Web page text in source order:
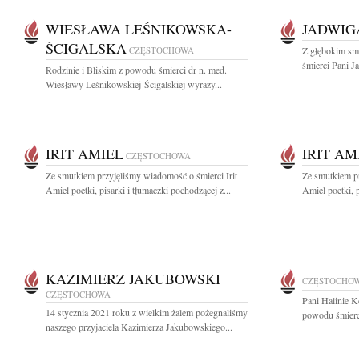
WIESŁAWA LEŚNIKOWSKA-
ŚCIGALSKA CZĘSTOCHOWA
Rodzinie i Bliskim z powodu śmierci dr n. med.
Wiesławy Leśnikowskiej-Ścigalskiej wyrazy...
Z głębokim
śmierci Pani
IRIT AMIEL CZĘSTOCHOWA
Ze smutkiem przyjęliśmy wiadomość o śmierci Irit
Amiel poetki, pisarki i tłumaczki pochodzącej z...
IRIT
Ze smutkiem
Amiel poetki,
KAZIMIERZ JAKUBOWSKI
CZĘSTOCHOWA
14 stycznia 2021 roku z wielkim żalem pożegnaliśmy
naszego przyjaciela Kazimierza Jakubowskiego...
Pani Halinie
powodu